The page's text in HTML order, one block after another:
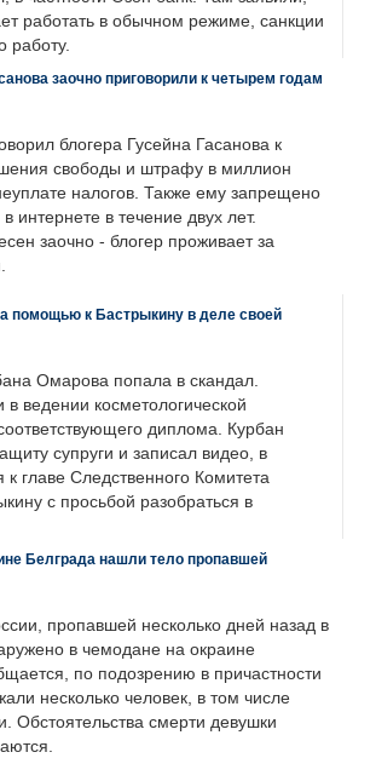
работать в обычном режиме, санкции
работу.
заочно приговорили к четырем годам
блогера Гусейна Гасанова к
свободы и штрафу в миллион
налогов. Также ему запрещено
интернете в течение двух лет.
заочно - блогер проживает за
помощью к Бастрыкину в деле своей
Омарова попала в скандал.
ведении косметологической
диплома. Курбан
супруги и записал видео, в
к главе Следственного Комитета
с просьбой разобраться в
Белграда нашли тело пропавшей
пропавшей несколько дней назад в
в чемодане на окраине
по подозрению в причастности
несколько человек, в том числе
Обстоятельства смерти девушки